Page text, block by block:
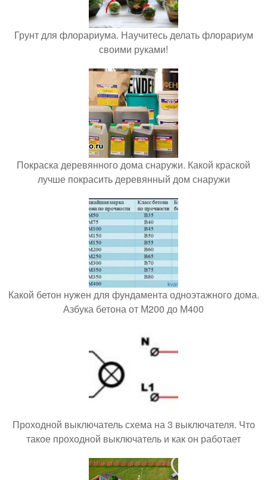
Грунт для флорариума. Научитесь делать флорариум
своими руками!
Покраска деревянного дома снаружи. Какой краской
лучше покрасить деревянный дом снаружи
Какой бетон нужен для фундамента одноэтажного дома.
Азбука бетона от М200 до М400
Проходной выключатель схема на 3 выключателя. Что
такое проходной выключатель и как он работает